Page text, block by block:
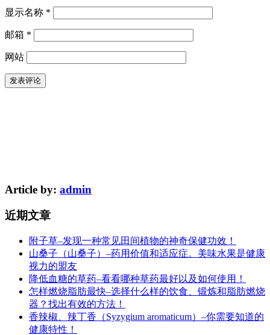
显示名称 *
邮箱 *
网站
Article by: admin
近期文章
附子草–发现一种常见田间植物的神奇保健功效！
山桑子（山桑子）–药用价值和适应症。美味水果是健康
视力的盟友
降低血糖的草药–看看哪种草药最好以及如何使用！
怎样燃烧脂肪最快–选择什么样的饮食、锻炼和脂肪燃烧
器？找出有效的方法！
香辣椒、辣丁香（Syzygium aromaticum）–你需要知道的
健康特性！